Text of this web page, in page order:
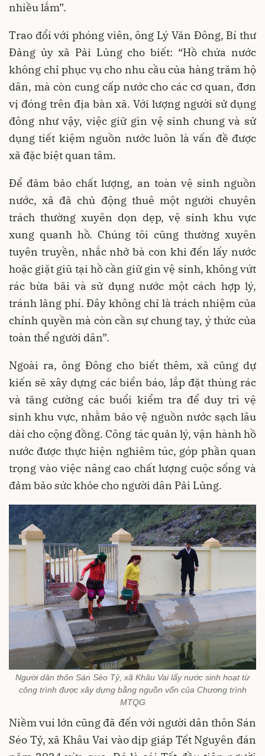
nhiều lắm”.
Trao đổi với phóng viên, ông Lý Văn Đông, Bí thư
Đảng ủy xã Pải Lủng cho biết: “Hồ chứa nước
không chỉ phục vụ cho nhu cầu của hàng trăm hộ
dân, mà còn cung cấp nước cho các cơ quan, đơn
vị đóng trên địa bàn xã. Với lượng người sử dụng
đông như vậy, việc giữ gìn vệ sinh chung và sử
dụng tiết kiệm nguồn nước luôn là vấn đề được
xã đặc biệt quan tâm.
Để đảm bảo chất lượng, an toàn vệ sinh nguồn
nước, xã đã chủ động thuê một người chuyên
trách thường xuyên dọn dẹp, vệ sinh khu vực
xung quanh hồ. Chúng tôi cũng thường xuyên
tuyên truyền, nhắc nhở bà con khi đến lấy nước
hoặc giặt giũ tại hồ cần giữ gìn vệ sinh, không vứt
rác bừa bãi và sử dụng nước một cách hợp lý,
tránh lãng phí. Đây không chỉ là trách nhiệm của
chính quyền mà còn cần sự chung tay, ý thức của
toàn thể người dân”.
Ngoài ra, ông Đông cho biết thêm, xã cũng dự
kiến sẽ xây dựng các biển báo, lắp đặt thùng rác
và tăng cường các buổi kiểm tra để duy trì vệ
sinh khu vực, nhằm bảo vệ nguồn nước sạch lâu
dài cho cộng đồng. Công tác quản lý, vận hành hồ
nước được thực hiện nghiêm túc, góp phần quan
trọng vào việc nâng cao chất lượng cuộc sống và
đảm bảo sức khỏe cho người dân Pải Lủng.
Người dân thôn Sán Séo Tỷ, xã Khâu Vai lấy nước sinh hoạt từ
công trình được xây dựng bằng nguồn vốn của Chương trình
MTQG
Niềm vui lớn cũng đã đến với người dân thôn Sán
Séo Tỷ, xã Khâu Vai vào dịp giáp Tết Nguyên đán